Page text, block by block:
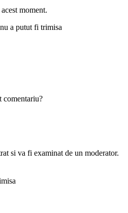
moment.
a putut fi trimisa
comentariu?
si va fi examinat de un moderator.